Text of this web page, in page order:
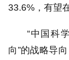
33.6%，有望
“中国科
向”的战略导